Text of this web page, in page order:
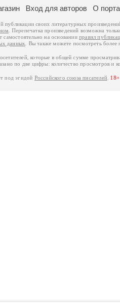
Вход для авторов О
публикации своих литературных
. Перепечатка произведений возможна
самостоятельно на основанииправил
данных . Вы также можете посмотреть
которые в общей сумме
по две цифры: количество просмотров и
под эгидой Российского союза писателей 18+